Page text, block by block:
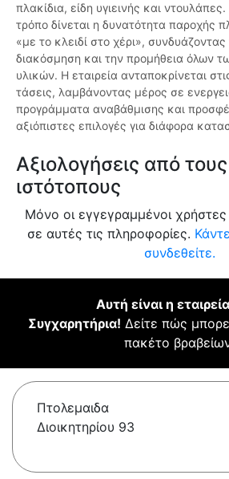
πλακίδια, είδη υγιεινής και
τρόπο δίνεται η δυνατότητα παροχής
«με το κλειδί στο χέρι»,
διακόσμηση και την προμήθεια όλων
υλικών. Η εταιρεία ανταποκρίνεται
τάσεις, λαμβάνοντας μέρος σε
προγράμματα αναβάθμισης και
αξιόπιστες επιλογές για διάφορα
Αξιολογήσεις από
ιστότοπους
Μόνο οι εγγεγραμμένοι
σε αυτές τις πληροφορίες.
συνδεθείτε.
Αυτή είναι η
Συγχαρητήρια! Δείτε πώς
πακέτο
Πτολεμαιδα
Διοικητηρίου 93